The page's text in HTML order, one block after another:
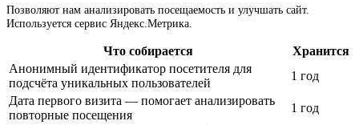
Позволяют нам анализировать посещаемость и улучшать сайт.
Используется сервис Яндекс.Метрика.
Что собирается
Хранится
Анонимный идентификатор посетителя для
подсчёта уникальных пользователей
1 год
Дата первого визита — помогает анализировать
повторные посещения
1 год